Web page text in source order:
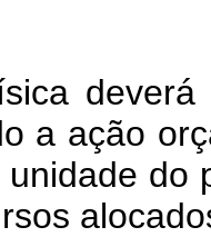
a ação
do